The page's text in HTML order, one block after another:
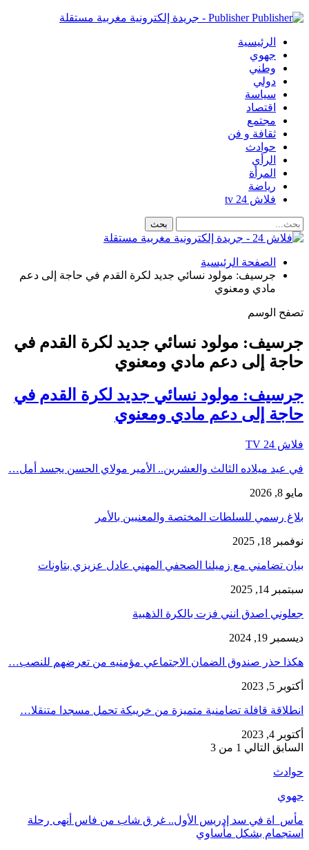
Publisher - جريدة إلكترونية مغربية مستقلة
الرئيسية
جهوي
وطني
دولي
سياسة
اقتصاد
مجتمع
ثقافة و فن
حوادث
الرأي
المرأة
رياضة
فلاش 24 tv
الصفحة الرئيسية
جرسيف: مولود نسائي جديد لكرة القدم في حاجة إلى دعم
مادي ومعنوي
تصفح الوسم
جرسيف: مولود نسائي جديد لكرة القدم في
حاجة إلى دعم مادي ومعنوي
جرسيف: مولود نسائي جديد لكرة القدم في
حاجة إلى دعم مادي ومعنوي
فلاش 24 TV
في عيد ميلاده الثالث والعشرين.. الأمير مولاي الحسن يجسد أمل…
مايو 8, 2026
بلاغ رسمي للسلطات المختصة والمعنيين بالأمر
نوفمبر 18, 2025
بيان تضامني مع زميلنا الصحفي المهني عادل عزيزي بتاونات
سبتمبر 14, 2025
جعلوني اصدق انني فزت بالكرة الذهبية
ديسمبر 19, 2024
هكذا حذر صندوق الضمان الاجتماعي مؤمنيه من تعرضهم للنصب…
أكتوبر 5, 2023
انطلاقة قافلة تضامنية متميزة من خريبكة تحمل مسجدا متنقلا…
أكتوبر 4, 2023
السابق التالي 1 من 3
حوادث
جهوي
مأس_اة في سد إدريس الأول.. غر ق شاب من فاس أنهى رحلة
استجمام بشكل مأساوي